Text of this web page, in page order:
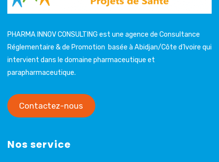
PHARMA INNOV CONSULTING est une agence de Consultance
Réglementaire & de Promotion basée à Abidjan/Côte d’Ivoire qui
intervient dans le domaine pharmaceutique et
parapharmaceutique.
Contactez-nous
Nos service